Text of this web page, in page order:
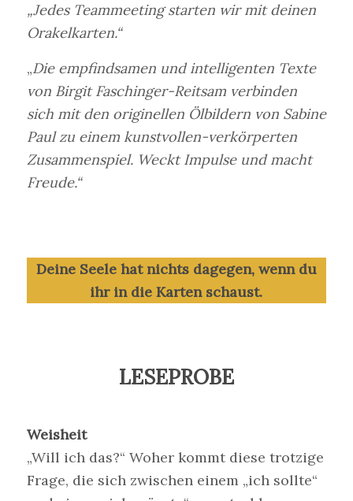
„Jedes Teammeeting starten wir mit deinen
Orakelkarten.“
„Die empfindsamen und intelligenten Texte
von Birgit Faschinger-Reitsam verbinden
sich mit den originellen Ölbildern von Sabine
Paul zu einem kunstvollen-verkörperten
Zusammenspiel. Weckt Impulse und macht
Freude.“
Deine Seele hat nichts dagegen, wenn du
ihr in die Karten schaust.
LESEPROBE
Weisheit
„Will ich das?“ Woher kommt diese trotzige
Frage, die sich zwischen einem „ich sollte“